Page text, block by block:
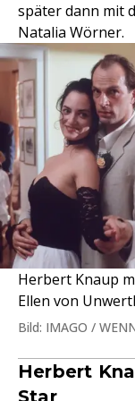
später dann mit
Natalia Wörner.
Herbert Knaup
Ellen von
Bild: IMAGO /
Herbert
Star